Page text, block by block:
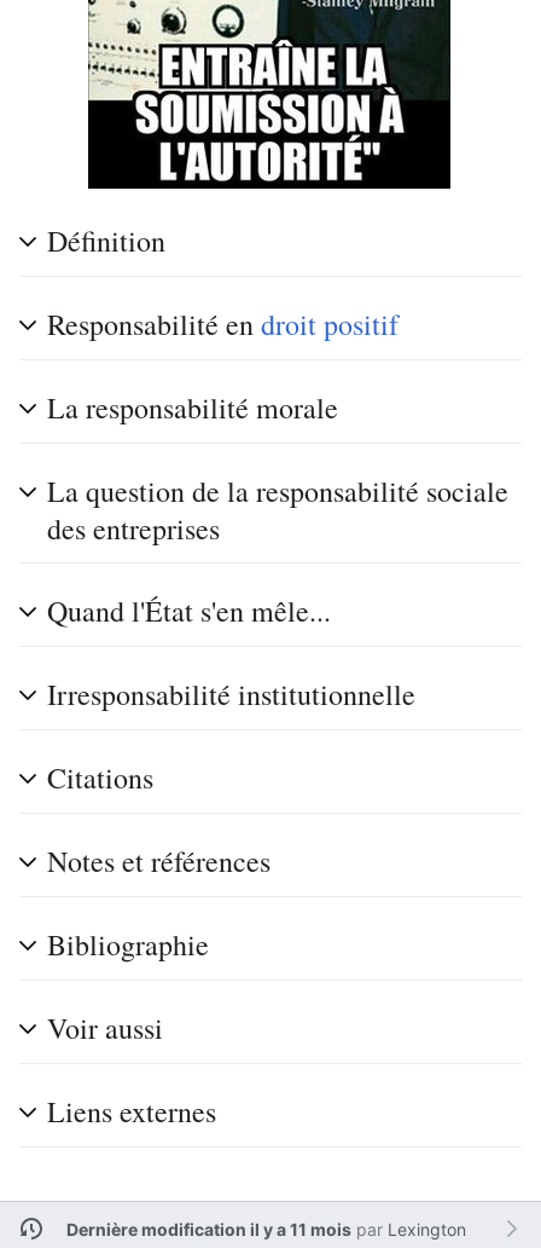
Définition
Responsabilité endroit positif
La responsabilité morale
La question de la responsabilité sociale
des entreprises
Quand l'État s'en mêle...
Irresponsabilité institutionnelle
Citations
Notes et références
Bibliographie
Voir aussi
Liens externes
Dernière modification il y a 11 moispar Lexington